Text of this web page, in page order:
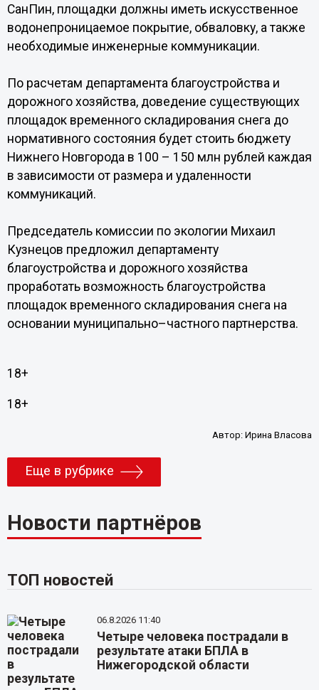
СанПин, площадки должны иметь искусственное
водонепроницаемое покрытие, обваловку, а также
необходимые инженерные коммуникации.
По расчетам департамента благоустройства и
дорожного хозяйства, доведение существующих
площадок временного складирования снега до
нормативного состояния будет стоить бюджету
Нижнего Новгорода в 100 – 150 млн рублей каждая
в зависимости от размера и удаленности
коммуникаций.
Председатель комиссии по экологии Михаил
Кузнецов предложил департаменту
благоустройства и дорожного хозяйства
проработать возможность благоустройства
площадок временного складирования снега на
основании муниципально–частного партнерства.
18+
18+
Автор:Ирина Власова
Еще в рубрике
Новости партнёров
ТОП новостей
06.8.2026 11:40
Четыре человека пострадали в
результате атаки БПЛА в
Нижегородской области